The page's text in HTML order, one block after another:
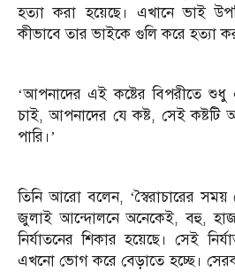
হত্যা করা হয়েছে। এখানে ভাই
কীভাবে তার ভাইকে গুলি করে হত্যা
‘আপনাদের এই কষ্টের বিপরীতে
চাই, আপনাদের যে কষ্ট, সেই
পারি।’
তিনি আরো বলেন, ‘স্বৈরাচারের
জুলাই আন্দোলনে অনেকেই, বহু,
নির্যাতনের শিকার হয়েছে। সেই
এখনো ভোগ করে বেড়াতে হচ্ছে।